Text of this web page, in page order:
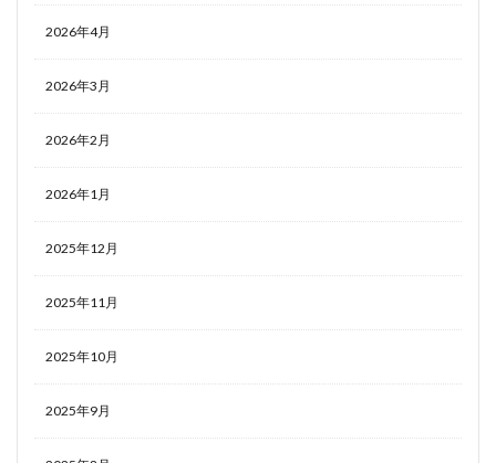
2026年4月
2026年3月
2026年2月
2026年1月
2025年12月
2025年11月
2025年10月
2025年9月